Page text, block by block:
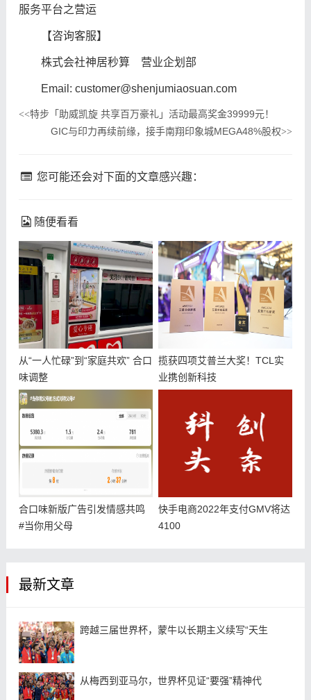
服务平台之营运
【咨询客服】
株式会社神居秒算 营业企划部
Email: customer@shenjumiaosuan.com
<<特步「助威凯旋 共享百万豪礼」活动最高奖金39999元！
GIC与印力再续前缘，接手南翔印象城MEGA48%股权>>
您可能还会对下面的文章感兴趣：
随便看看
从“一人忙碌”到“家庭共欢” 合口
味调整
揽获四项艾普兰大奖！TCL实
业携创新科技
合口味新版广告引发情感共鸣
#当你用父母
快手电商2022年支付GMV将达
4100
最新文章
跨越三届世界杯，蒙牛以长期主义续写“天生
从梅西到亚马尔，世界杯见证“要强”精神代